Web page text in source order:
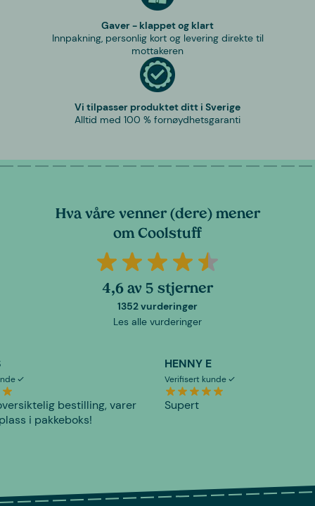
Gaver - klappet og klart
Innpakning, personlig kort og levering direkte til
mottakeren
Vi tilpasser produktet ditt i Sverige
Alltid med 100 % fornøydhetsgaranti
Hva våre venner (dere) mener
om Coolstuff
4,6 av 5 stjerner
1352 vurderinger
Les alle vurderinger
bestilling, varer
i pakkeboks!
HENNY E
Verifisert kunde
Supert